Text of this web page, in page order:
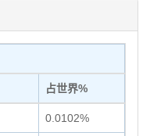
占世界%
0.0102%